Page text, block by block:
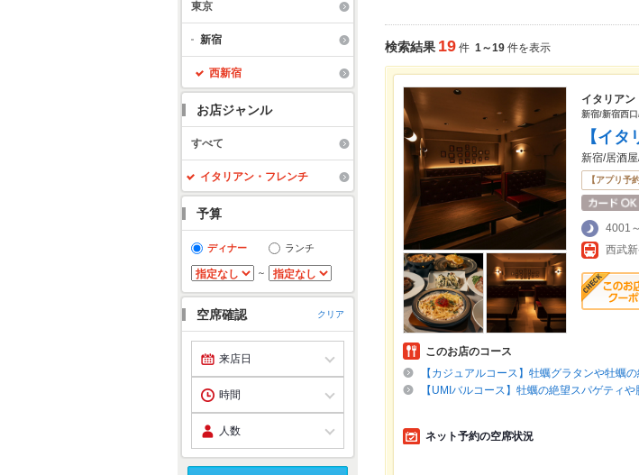
東京
新宿
西新宿
お店ジャンル
すべて
イタリアン・フレンチ
予算
ディナー ランチ
～
空席確認 クリア
検索結果 19 件 1～19 件を表示
イタリアン
新宿/新宿西
【イ
新宿/居酒
【アプリ予
4001
このお店のコース
【カジュアルコース】牡蠣グラタンや牡蠣
【UMIバルコース】牡蠣の絶望スパゲティ
ネット予約の空席状況